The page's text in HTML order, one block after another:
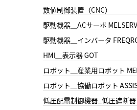
数値制御装置（CNC）
駆動機器＿ACサーボ
駆動機器＿インバータ
HMI＿表示器 GOT
ロボット＿産業用ロボット
ロボット＿協働ロボット
低圧配電制御機器_低圧遮断器